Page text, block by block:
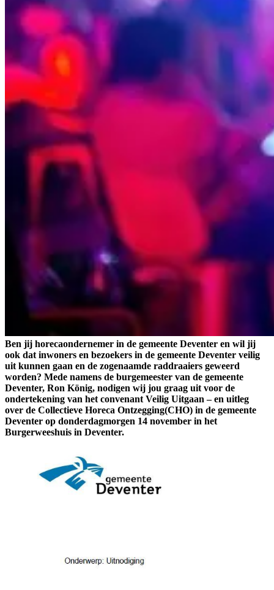
Ben jij horecaondernemer in de gemeente Deventer en wil jij
ook dat inwoners en bezoekers in de gemeente Deventer veilig
uit kunnen gaan en de zogenaamde raddraaiers geweerd
worden? Mede namens de burgemeester van de gemeente
Deventer, Ron König, nodigen wij jou graag uit voor de
ondertekening van het convenant Veilig Uitgaan – en uitleg
over de Collectieve Horeca Ontzegging(CHO) in de gemeente
Deventer op donderdagmorgen 14 november in het
Burgerweeshuis in Deventer.